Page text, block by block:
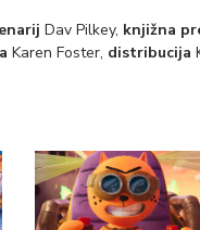
Dav Pilkey, knjižna
Karen Foster, distribucija